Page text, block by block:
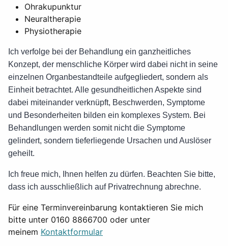
Ohrakupunktur
Neuraltherapie
Physiotherapie
Ich verfolge bei der Behandlung ein ganzheitliches
Konzept, der menschliche Körper wird dabei nicht in seine
einzelnen Organbestandteile aufgegliedert, sondern als
Einheit betrachtet. Alle gesundheitlichen Aspekte sind
dabei miteinander verknüpft, Beschwerden, Symptome
und Besonderheiten bilden ein komplexes System. Bei
Behandlungen werden somit nicht die Symptome
gelindert, sondern tieferliegende Ursachen und Auslöser
geheilt.
Ich freue mich, Ihnen helfen zu dürfen. Beachten Sie bitte,
dass ich ausschließlich auf Privatrechnung abrechne.
Für eine Terminvereinbarung kontaktieren Sie mich
bitte unter 0160 8866700 oder unter
meinem Kontaktformular